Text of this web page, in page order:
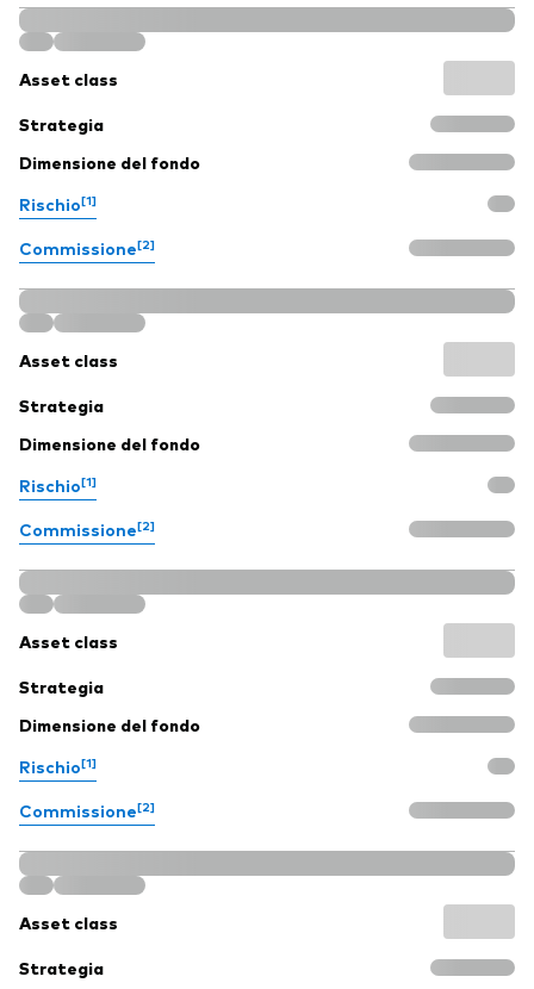
Asset class
Strategia
Dimensione del fondo
Rischio[1]
Commissione[2]
Asset class
Strategia
Dimensione del fondo
Rischio[1]
Commissione[2]
Asset class
Strategia
Dimensione del fondo
Rischio[1]
Commissione[2]
Asset class
Strategia